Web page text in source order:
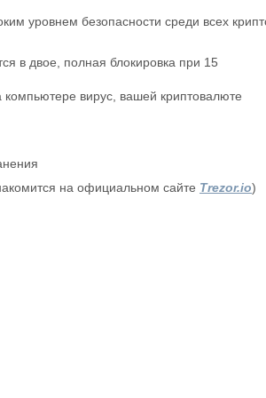
уровнем безопасности среди всех
в двое, полная блокировка при 15
вирус, вашей криптовалюте
на официальном сайте Trezor.io)